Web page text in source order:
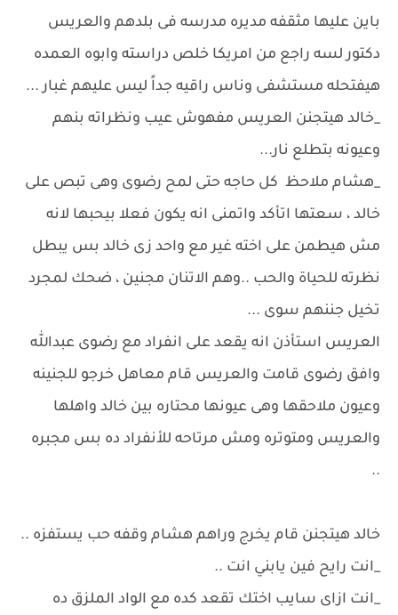
باين عليها مثقفه مديره مدرسه فى بلدهم والعريس
دكتور لسه راجع من امريكا خلص دراسته وابوه العمده
هيفتحله مستشفى وناس راقيه جداً ليس عليهم غبار ...
_خالد هيتجنن العريس مفهوش عيب ونظراته بنهم
وعيونه بتطلع نار...
_هشام ملاحظ كل حاجه حتى لمح رضوى وهى تبص على
خالد ، سعتها اتأكد واتمنى انه يكون فعلا بيحبها لانه
مش هيطمن على اخته غير مع واحد زى خالد بس يبطل
نظرته للحياة والحب ..وهم الاتنان مجنين ، ضحك لمجرد
تخيل جننهم سوى ...
العريس استأذن انه يقعد على انفراد مع رضوى عبدالله
وافق رضوى قامت والعريس قام معاهل خرجو للجنينه
وعيون ملاحقها وهى عيونها محتاره بين خالد واهلها
والعريس ومتوتره ومش مرتاحه للأنفراد ده بس مجبره
..
خالد هيتجنن قام يخرج وراهم هشام وقفه حب يستفزه ..
_انت رايح فين يابني انت ..
_انت ازاى سايب اختك تقعد كده مع الواد الملزق ده